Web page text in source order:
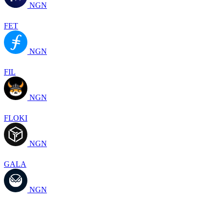
NGN
FET
NGN
FIL
NGN
FLOKI
NGN
GALA
NGN